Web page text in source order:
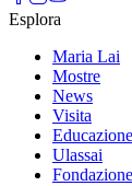
Esplora
Maria Lai
Mostre
News
Visita
Educazione
Ulassai
Fondazione